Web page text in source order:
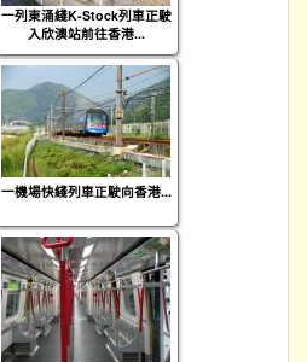
一列東涌綫K-Stock列車正駛
入欣澳站前往香港...
一機場快綫列車正駛向香港...